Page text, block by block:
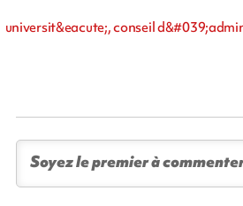
universit&eacute;, conseil